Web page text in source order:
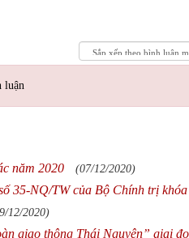
luận
năm 2020 (07/12/2020)
35-NQ/TW của Bộ Chính trị
12/2020)
giao thông Thái Nguyên” giai